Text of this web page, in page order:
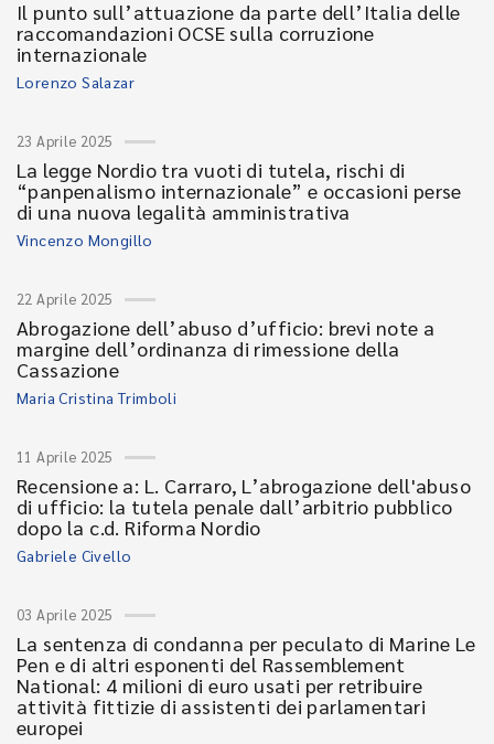
Il punto sull’attuazione da parte dell’Italia delle
raccomandazioni OCSE sulla corruzione
internazionale
Lorenzo Salazar
23 Aprile 2025
La legge Nordio tra vuoti di tutela, rischi di
“panpenalismo internazionale” e occasioni perse
di una nuova legalità amministrativa
Vincenzo Mongillo
22 Aprile 2025
Abrogazione dell’abuso d’ufficio: brevi note a
margine dell’ordinanza di rimessione della
Cassazione
Maria Cristina Trimboli
11 Aprile 2025
Recensione a: L. Carraro, L’abrogazione dell'abuso
di ufficio: la tutela penale dall’arbitrio pubblico
dopo la c.d. Riforma Nordio
Gabriele Civello
03 Aprile 2025
La sentenza di condanna per peculato di Marine Le
Pen e di altri esponenti del Rassemblement
National: 4 milioni di euro usati per retribuire
attività fittizie di assistenti dei parlamentari
europei